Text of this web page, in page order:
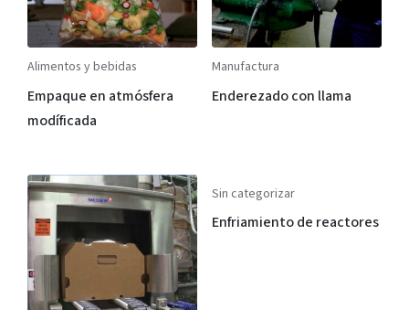
Alimentos y bebidas
Empaque en atmósfera
modíficada
Manufactura
Enderezado con llama
Sin categorizar
Enfriamiento de reactores